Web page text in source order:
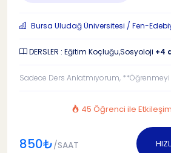
Bursa Uludağ Üniversitesi / Fen-
DERSLER : Eğitim Koçluğu,Sosyoloji +4
Sadece Ders Anlatmıyorum,
45 Öğrenci ile
850₺/SAAT